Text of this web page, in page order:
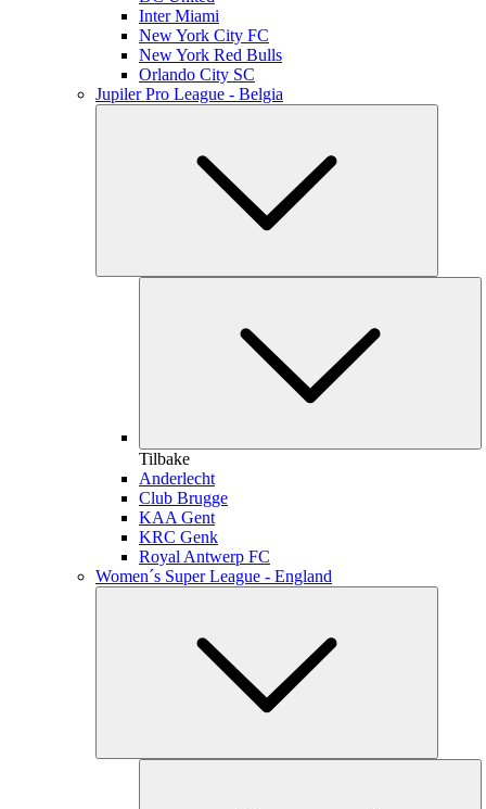
Inter Miami
New York City FC
New York Red Bulls
Orlando City SC
Jupiler Pro League - Belgia
Tilbake
Anderlecht
Club Brugge
KAA Gent
KRC Genk
Royal Antwerp FC
Women´s Super League - England